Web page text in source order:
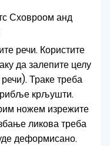
Сховроом анд
речи. Користите
да залепите целу
Траке треба
рибље крљушти.
ножем изрежите
ликова треба
деформисано.